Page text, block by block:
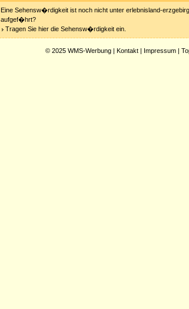
Eine Sehensw�rdigkeit ist noch nicht unter erlebnisland-
aufgef�hrt?
Tragen Sie hier die Sehensw�rdigkeit ein.
© 2025 WMS-Werbung | Kontakt | Impressum |